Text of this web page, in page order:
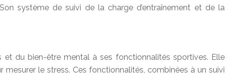
système de suivi de la charge d’entraînement et de la
du bien-être mental à ses fonctionnalités sportives. Elle
le stress. Ces fonctionnalités, combinées à un suivi